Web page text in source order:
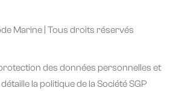
Marine | Tous droits réservés
des données personnelles et
la politique de la Société SGP